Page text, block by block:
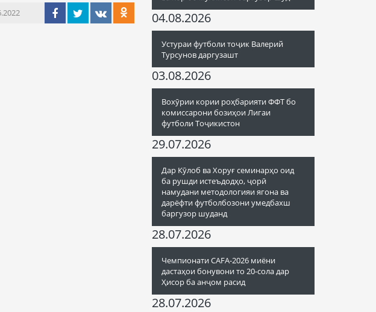
04.08.2026
Устураи футболи тоҷик Валерий
Турсунов даргузашт
03.08.2026
Вохӯрии кории роҳбарияти ФФТ бо
комиссарони бозиҳои Лигаи
футболи Тоҷикистон
29.07.2026
Дар Кӯлоб ва Хоруғ семинарҳо оид
ба рушди истеъдодҳо, ҷорӣ
намудани методологияи ягона ва
дарёфти футболбозони умедбахш
баргузор шуданд
28.07.2026
Чемпионати CAFA-2026 миёни
дастаҳои бонувони то 20-сола дар
Ҳисор ба анҷом расид
28.07.2026